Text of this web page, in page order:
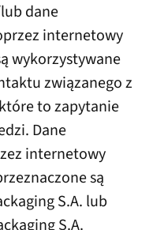
dane
internetowy
wykorzystywane
związanego z
to zapytanie
Dane
internetowy
są
S.A. lub
S.A.